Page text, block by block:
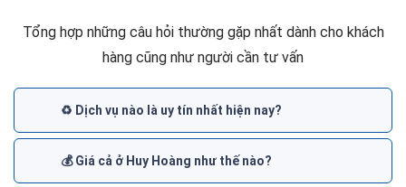
Tổng hợp những câu hỏi thường gặp nhất dành cho khách
hàng cũng như người cần tư vấn
♻️ Dịch vụ nào là uy tín nhất hiện nay?
💰 Giá cả ở Huy Hoàng như thế nào?